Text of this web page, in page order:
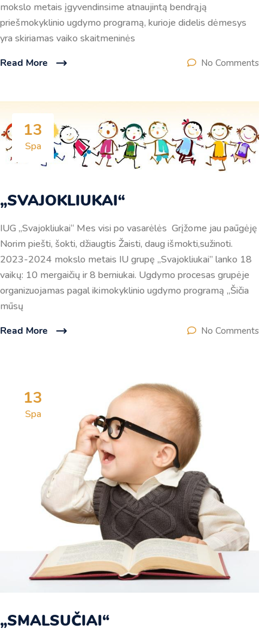
mokslo metais įgyvendinsime atnaujintą bendrąją
priešmokyklinio ugdymo programą, kurioje didelis dėmesys
yra skiriamas vaiko skaitmeninės
Read More
No Comments
13
Spa
„SVAJOKLIUKAI“
IUG „Svajokliukai“ Mes visi po vasarėlės Grįžome jau paūgėję
Norim piešti, šokti, džiaugtis Žaisti, daug išmokti,sužinoti.
2023-2024 mokslo metais IU grupę „Svajokliukai” lanko 18
vaikų: 10 mergaičių ir 8 berniukai. Ugdymo procesas grupėje
organizuojamas pagal ikimokyklinio ugdymo programą „Šičia
mūsų
Read More
No Comments
13
Spa
„SMALSUČIAI“